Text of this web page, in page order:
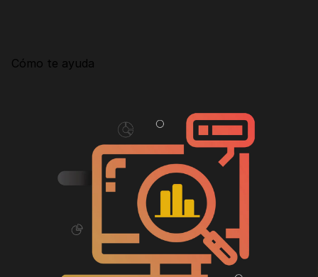
Facebook Ads
Desarrollo Web
Email marketing
Cómo te ayuda